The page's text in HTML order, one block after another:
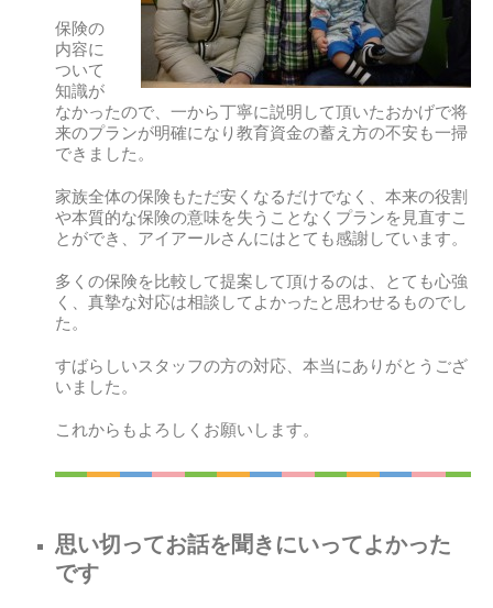
保険の
内容に
ついて
知識が
なかったので、一から丁寧に説明して頂いたおかげで将
来のプランが明確になり教育資金の蓄え方の不安も一掃
できました。
家族全体の保険もただ安くなるだけでなく、本来の役割
や本質的な保険の意味を失うことなくプランを見直すこ
とができ、アイアールさんにはとても感謝しています。
多くの保険を比較して提案して頂けるのは、とても心強
く、真摯な対応は相談してよかったと思わせるものでし
た。
すばらしいスタッフの方の対応、本当にありがとうござ
いました。
これからもよろしくお願いします。
思い切ってお話を聞きにいってよかった
です